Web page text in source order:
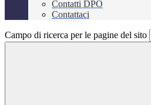
Contatti DPO
Contattaci
Campo di ricerca per le pagine del sito